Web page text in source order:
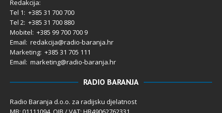
Redakcija:
Tel 1: +385 31 700 700
Tel 2: +385 31 700 880
Mobitel: +385 99 700 700 9
Email: redakcija@radio-baranja.hr
Marketing: +385 31 705 111
Email: marketing@radio-baranja.hr
RADIO BARANJA
Radio Baranja d.o.o. za radijsku djelatnost